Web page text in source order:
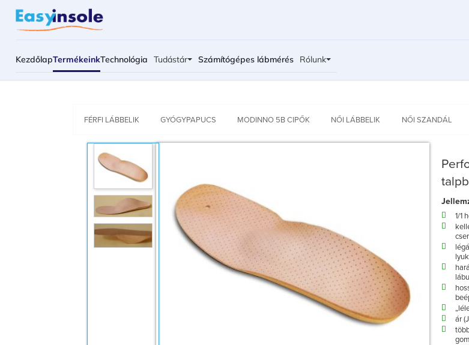
KezdőlapTermékeinkTechnológia Tudástár Számítógépes lábmérés Rólunk
FÉRFI LÁBBELIK GYÓGYPAPUCS MODINNO 5B CIPŐK NŐI LÁBBELIK NŐI SZANDÁL
1/1
ár